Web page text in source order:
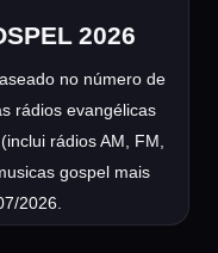
2026
no número de
rádios evangélicas
rádios AM, FM,
gospel mais
2026.